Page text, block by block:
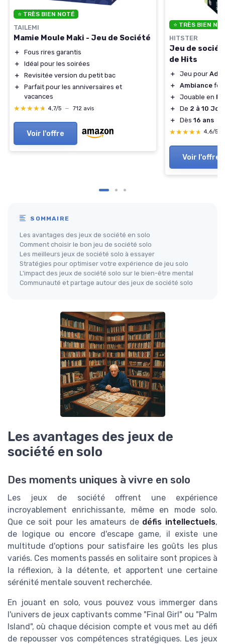
⭐ TRÈS BIEN NOTÉ
TAILEMI
Mamie Moule Maki - Jeu de Société
＋
Fous rires garantis
＋
Idéal pour les soirées
＋
Revisitée version du petit bac
＋
Parfait pour les anniversaires et
vacances
★★★★★
★★★★★ 4,7/5 — 712 avis
Voir l'offre
⭐ TRÈS BIEN
HITSTER
Jeu de
de Hits
＋ Jeu pour
＋
Ambiance
＋
Jouable en
＋
De 2 à 10
＋
Dès 16 ans
★★★★★
★★★★★ 4,6/5
Voir l'offre
SOMMAIRE
Les avantages des jeux de société en solo
Comment choisir le bon jeu de société solo
Les meilleurs jeux de société solo à essayer
Stratégies pour optimiser votre expérience de jeu solo
L'impact des jeux de société solo sur le bien-être mental
Communauté et partage autour des jeux de société solo
Les avantages des jeux de
société en solo
Des moments uniques à vivre en solo
Les jeux de société offrent une expérience
incroyablement enrichissante, même en mode solo.
Que ce soit pour les amateurs de défis intellectuels,
de logique ou encore d'escape game, il existe une
multitude d'options pour satisfaire les goûts les plus
variés. Ces moments passés en solitaire sont propices à
la réflexion, à la détente, et apportent une certaine
sérénité mentale souvent recherchée.
En jouant en solo, vous pouvez vous immerger dans
l'univers de jeux captivants comme "Final Girl" ou "Palm
Island", où chaque décision compte et vous met au défi
de repousser vos compétences stratégiques. Les jeux